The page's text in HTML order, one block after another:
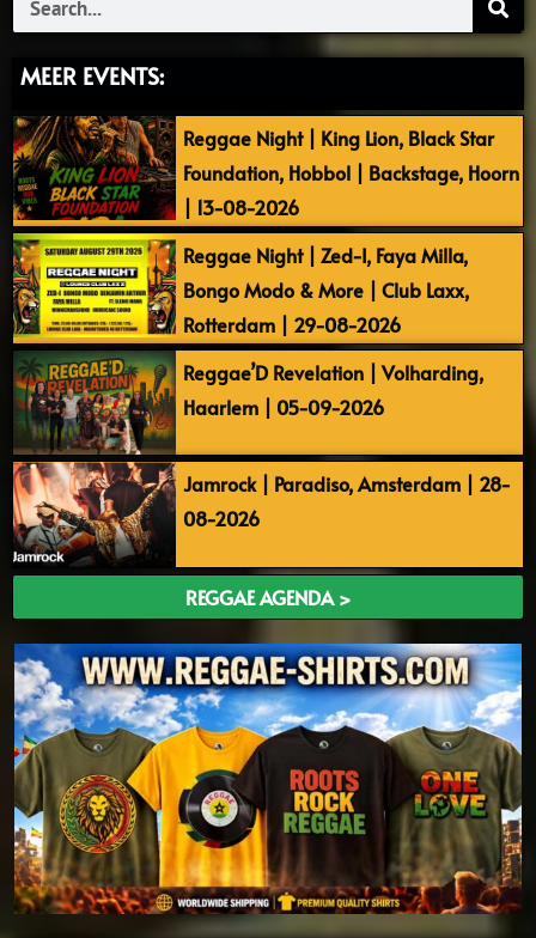
MEER EVENTS:
Reggae Night | King Lion, Black Star
Foundation, Hobbol | Backstage, Hoorn
| 13-08-2026
Reggae Night | Zed-I, Faya Milla,
Bongo Modo & More | Club Laxx,
Rotterdam | 29-08-2026
Reggae’D Revelation | Volharding,
Haarlem | 05-09-2026
Jamrock | Paradiso, Amsterdam | 28-
08-2026
REGGAE AGENDA >